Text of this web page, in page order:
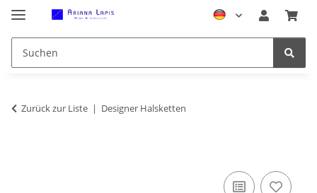
Zurück zur Liste Designer Halsketten